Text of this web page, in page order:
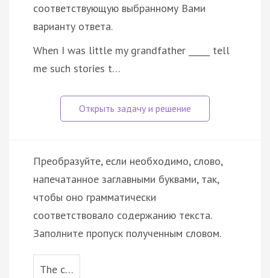
соответствующую выбранному Вами
варианту ответа.
When I was little my grandfather _____ tell
me such stories t…
Преобразуйте, если необходимо, слово,
напечатанное заглавными буквами, так,
чтобы оно грамматически
соответствовало содержанию текста.
Заполните пропуск полученным словом.
The c…